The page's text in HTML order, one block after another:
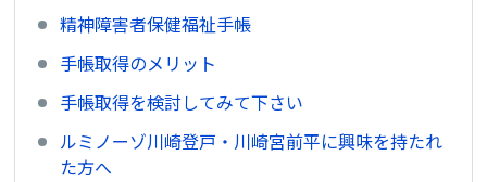
精神障害者保健福祉手帳
手帳取得のメリット
手帳取得を検討してみて下さい
ルミノーゾ川崎登戸・川崎宮前平に興味を持たれ
た方へ